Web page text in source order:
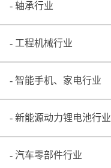
轴承行业
工程机械行业
智能手机、家电行业
新能源动力锂电池行业
汽车零部件行业